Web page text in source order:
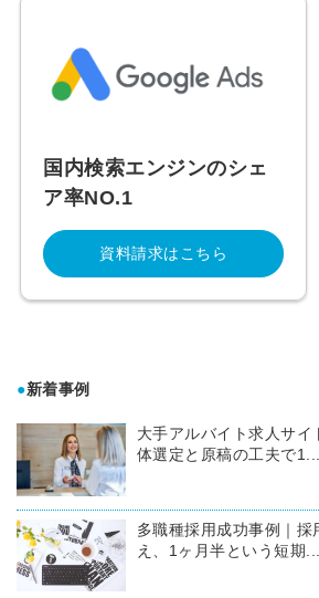
国内検索エンジンのシェ
ア率NO.1
資料請求はこちら
●新着事例
大手アルバイト求人サ
体選定と原稿の工夫で1...
多職種採用成功事例｜
え、1ヶ月半という短期...